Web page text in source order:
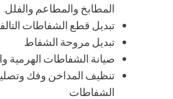
المطابخ والمطاعم والفلل.
تبديل قطع الشفاطات
تبديل مروحة الشفاط
صيانة الشفاطات الهرمية
تنظيف المداخن وفك
الشفاطات